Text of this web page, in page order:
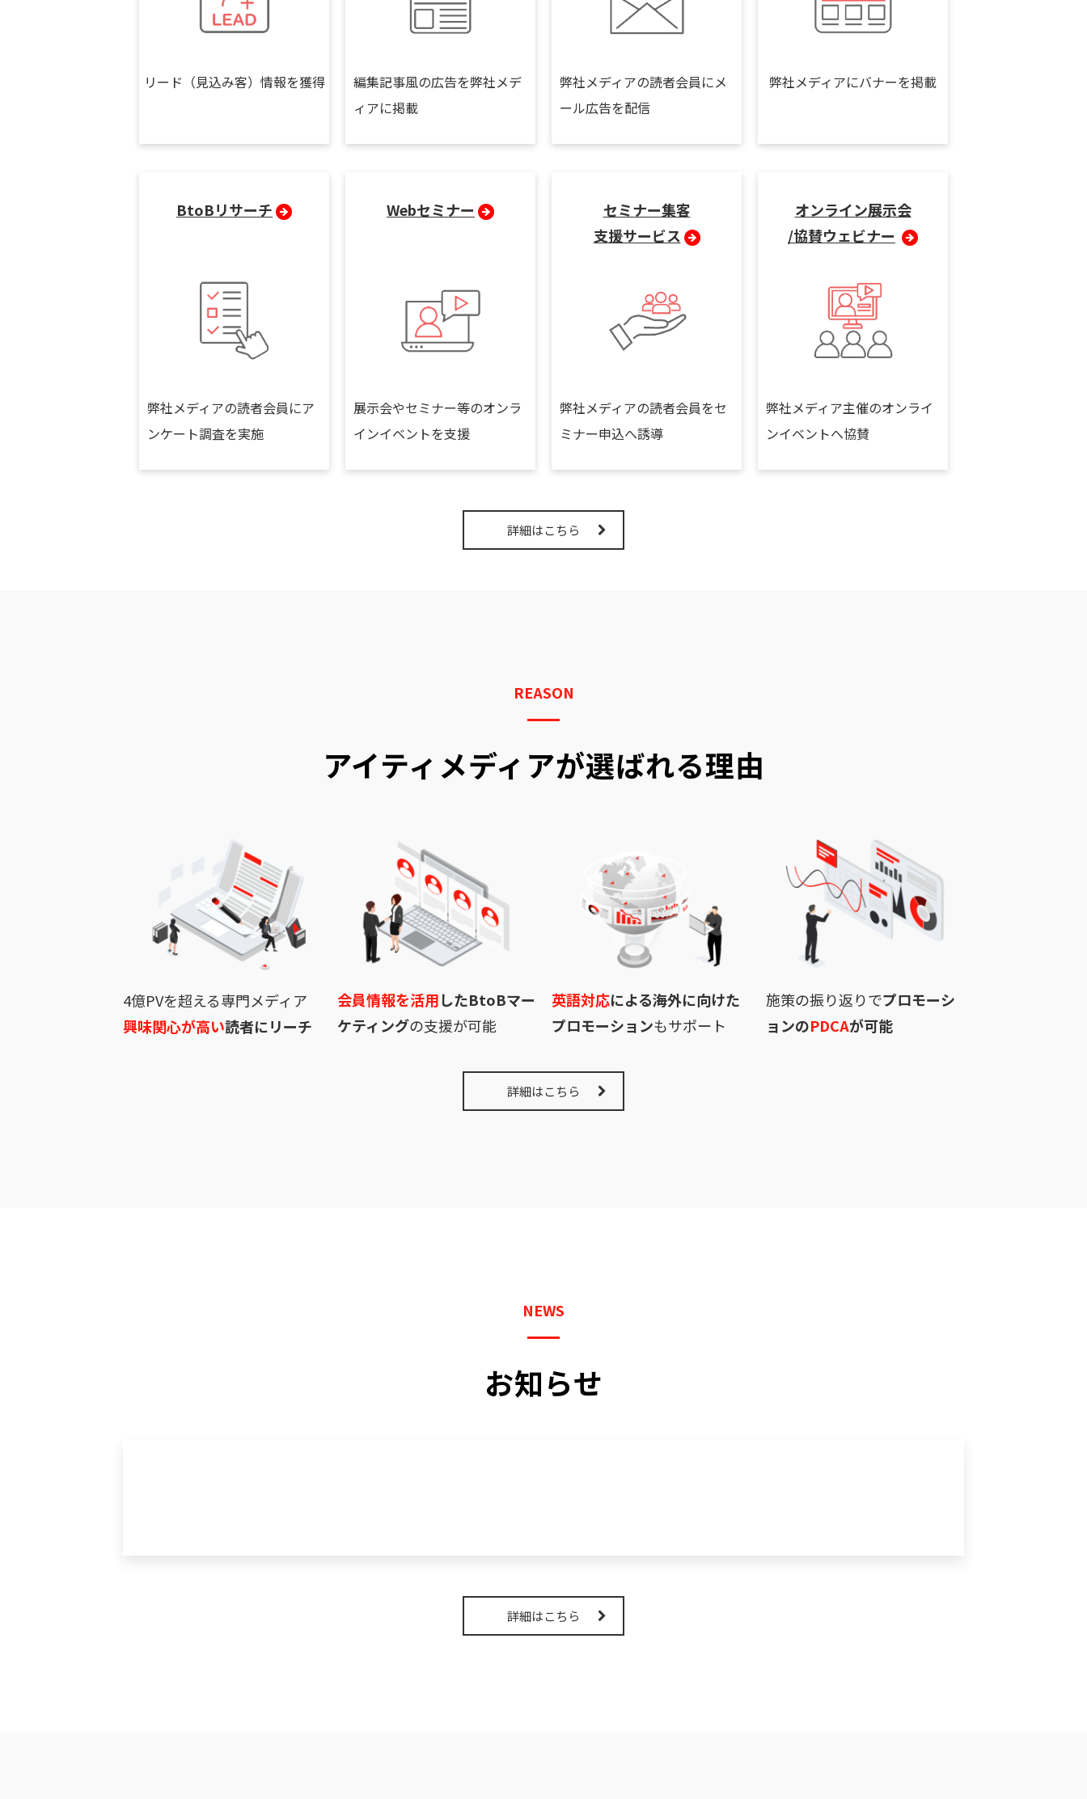
リード（見込み客）情報を獲得
編集記事風の広告を弊社メデ
ィアに掲載
弊社メディアの読者会員にメ
ール広告を配信
弊社メディアにバナーを掲載
BtoBリサーチ
弊社メディアの読者会員にア
ンケート調査を実施
Webセミナー
展示会やセミナー等のオンラ
インイベントを支援
セミナー集客
支援サービス
弊社メディアの読者会員をセ
ミナー申込へ誘導
オンライン展示会
/協賛ウェビナー
弊社メディア主催のオンライ
ンイベントへ協賛
詳細はこちら
REASON
アイティメディアが選ばれる理由
4億PVを超える専門メディア
興味関心が高い読者にリーチ
会員情報を活用したBtoBマー
ケティングの支援が可能
英語対応による海外に向けた
プロモーションもサポート
施策の振り返りでプロモーシ
ョンのPDCAが可能
詳細はこちら
NEWS
お知らせ
詳細はこちら